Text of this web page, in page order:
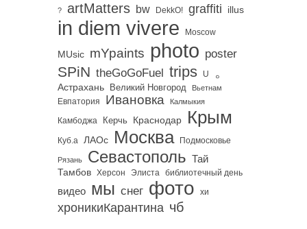
? artMatters bw DekkO! graffiti illus
in diem vivere Moscow
MUsic mYpaints photo poster
SPiN theGoGoFuel trips U 。
Астрахань Великий Новгород Вьетнам
Евпатория Ивановка Калмыкия
Камбоджа Керчь Краснодар Крым
Куб.а ЛАОс Москва Подмосковье
Рязань Севастополь Тай
Тамбов Херсон Элиста библиотечный день
видео мы снег фото хи
хроникиКарантина чб